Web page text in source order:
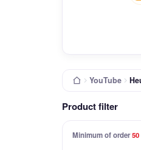
YouTube
Product filter
Minimum of order50